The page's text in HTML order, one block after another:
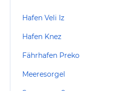
Hafen Veli Iz
Hafen Knez
Fährhafen Preko
Meeresorgel